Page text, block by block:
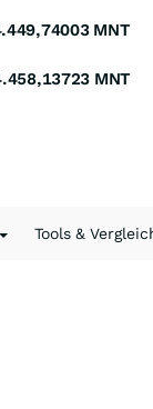
MNT
MNT
Tools &